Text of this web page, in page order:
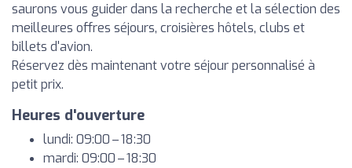
saurons vous guider dans la recherche et la sélection des
meilleures offres séjours, croisières hôtels, clubs et
billets d'avion.
Réservez dès maintenant votre séjour personnalisé à
petit prix.
Heures d'ouverture
lundi: 09:00 – 18:30
mardi: 09:00 – 18:30